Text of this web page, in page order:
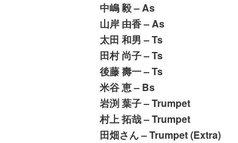
中嶋 毅 – As
山岸 由香 – As
太田 和男 – Ts
田村 尚子 – Ts
後藤 壽一 – Ts
米谷 恵 – Bs
岩渕 葉子 – Trumpet
村上 拓哉 – Trumpet
田畑さん – Trumpet (Extra)